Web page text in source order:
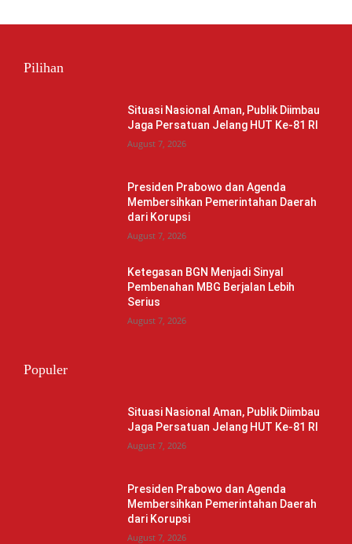
Pilihan
Situasi Nasional Aman, Publik Diimbau
Jaga Persatuan Jelang HUT Ke-81 RI
August 7, 2026
Presiden Prabowo dan Agenda
Membersihkan Pemerintahan Daerah
dari Korupsi
August 7, 2026
Ketegasan BGN Menjadi Sinyal
Pembenahan MBG Berjalan Lebih
Serius
August 7, 2026
Populer
Situasi Nasional Aman, Publik Diimbau
Jaga Persatuan Jelang HUT Ke-81 RI
August 7, 2026
Presiden Prabowo dan Agenda
Membersihkan Pemerintahan Daerah
dari Korupsi
August 7, 2026